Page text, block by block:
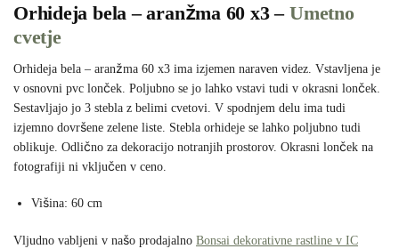
Orhideja bela – aranžma 60 x3 – Umetno
cvetje
Orhideja bela – aranžma 60 x3 ima izjemen naraven videz. Vstavljena je
v osnovni pvc lonček. Poljubno se jo lahko vstavi tudi v okrasni lonček.
Sestavljajo jo 3 stebla z belimi cvetovi. V spodnjem delu ima tudi
izjemno dovršene zelene liste. Stebla orhideje se lahko poljubno tudi
oblikuje. Odlično za dekoracijo notranjih prostorov. Okrasni lonček na
fotografiji ni vključen v ceno.
Višina: 60 cm
Vljudno vabljeni v našo prodajalno Bonsai dekorativne rastline v IC